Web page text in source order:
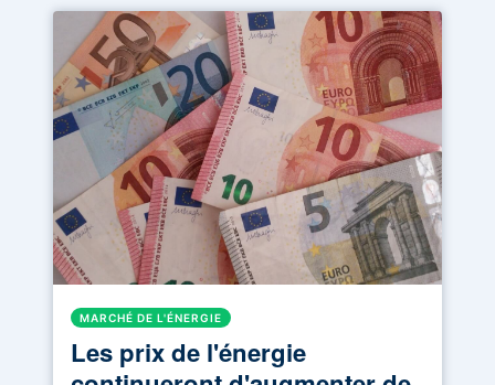
MARCHÉ DE L'ÉNERGIE
Les prix de l'énergie